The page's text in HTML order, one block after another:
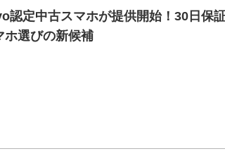
認定中古スマホが提供開始！30日保
ホ選びの新候補